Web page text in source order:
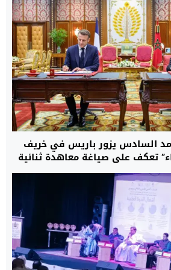
السادس يزور باريس في خريف
تعكف على صياغة معاهدة ثنائية
بين المغرب وفرنسا